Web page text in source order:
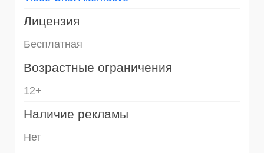
Лицензия
Бесплатная
Возрастные ограничения
12+
Наличие рекламы
Нет